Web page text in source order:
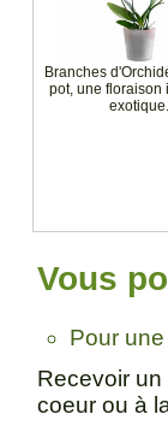
Branches
pot, une floraison
exotique.
Vous
Pour
Recevoir
coeur ou à